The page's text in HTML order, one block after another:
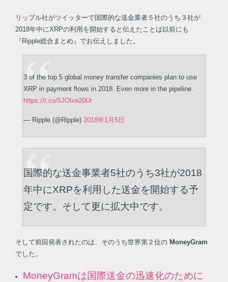
リップル社がツイッターで国際的な送金業者５社のうち３社が
2018年中にXRPの利用を開始すると伝えたことは以前にも
『Ripple総合まとめ』でお伝えしました。
3 of the top 5 global money transfer companies plan to use
XRP in payment flows in 2018. Even more in the pipeline.
https://t.co/5JOlxe20Ur
— Ripple (@Ripple) 2018年1月5日
国際的な送金事業者5社のうち3社が2018
年中にXRPを利用した送金を開始する予
定です。そして更に拡大中です。
そして前回発表されたのは、そのうち世界第２位の MoneyGram
でした。
MoneyGramは国際送金の迅速化のために